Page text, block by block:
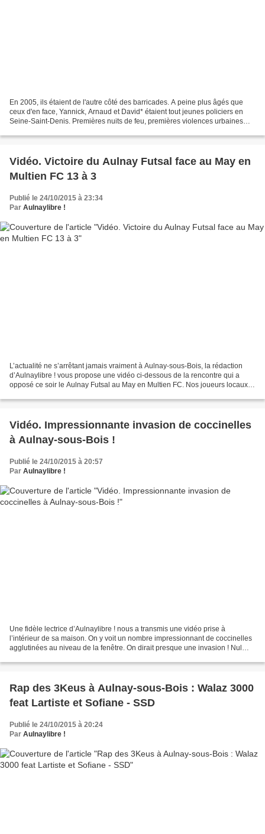
En 2005, ils étaient de l'autre côté des barricades. A peine plus âgés que
ceux d'en face, Yannick, Arnaud et David* étaient tout jeunes policiers en
Seine-Saint-Denis. Premières nuits de feu, premières violences urbaines
Vidéo. Victoire du Aulnay Futsal face au May en
Multien FC 13 à 3
Publié le 24/10/2015 à 23:34
Par Aulnaylibre !
L’actualité ne s’arrêtant jamais vraiment à Aulnay-sous-Bois, la rédaction
d’Aulnaylibre ! vous propose une vidéo ci-dessous de la rencontre qui a
opposé ce soir le Aulnay Futsal au May en Multien FC. Nos joueurs locaux,
Vidéo. Impressionnante invasion de coccinelles
à Aulnay-sous-Bois !
Publié le 24/10/2015 à 20:57
Par Aulnaylibre !
Une fidèle lectrice d’Aulnaylibre ! nous a transmis une vidéo prise à
l’intérieur de sa maison. On y voit un nombre impressionnant de coccinelles
agglutinées au niveau de la fenêtre. On dirait presque une invasion ! Nul
Rap des 3Keus à Aulnay-sous-Bois : Walaz 3000
feat Lartiste et Sofiane - SSD
Publié le 24/10/2015 à 20:24
Par Aulnaylibre !